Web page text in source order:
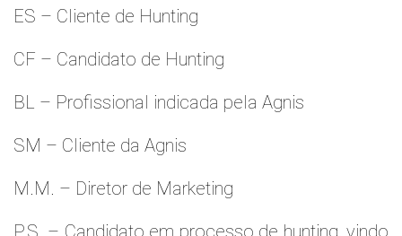
ES – Cliente de Hunting
CF – Candidato de Hunting
BL – Profissional indicada pela Agnis
SM – Cliente da Agnis
M.M. – Diretor de Marketing
P.S. – Candidato em processo de hunting, vindo